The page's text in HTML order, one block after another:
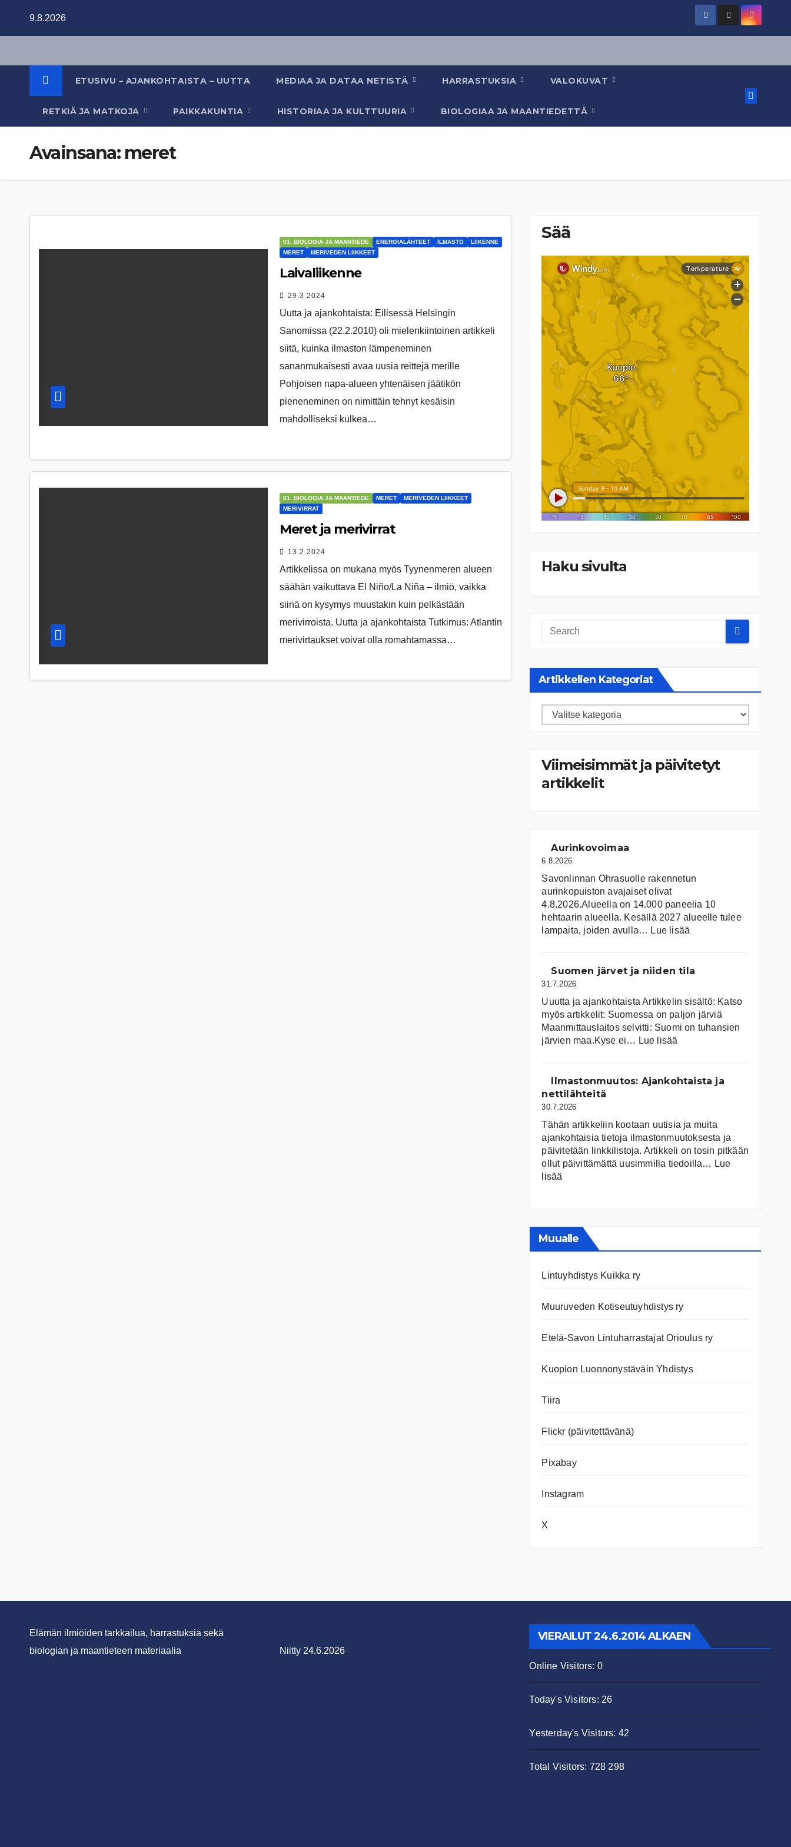
9.8.2026
ETUSIVU – AJANKOHTAISTA – UUTTA MEDIAA JA DATAA NETISTÄ HARRASTUKSIA VALOKUVAT
RETKIÄ JA MATKOJA PAIKKAKUNTIA HISTORIAA JA KULTTUURIA BIOLOGIAA JA MAANTIEDETTÄ
Avainsana: meret
01. BIOLOGIA JA MAANTIEDE ENERGIALÄHTEET ILMASTO
LIIKENNE
MERET
MERIVEDEN LIIKKEET
Laivaliikenne
29.3.2024
Uutta ja ajankohtaista: Eilisessä Helsingin
Sanomissa (22.2.2010) oli mielenkiintoinen artikkeli
siitä, kuinka ilmaston lämpeneminen
sananmukaisesti avaa uusia reittejä merille
Pohjoisen napa-alueen yhtenäisen jäätikön
pieneneminen on nimittäin tehnyt kesäisin
mahdolliseksi kulkea…
01. BIOLOGIA JA MAANTIEDE MERET
MERIVEDEN LIIKKEET
MERIVIRRAT
Meret ja merivirrat
13.2.2024
Artikkelissa on mukana myös Tyynenmeren alueen
säähän vaikuttava El Niño/La Niña – ilmiö, vaikka
siinä on kysymys muustakin kuin pelkästään
merivirroista. Uutta ja ajankohtaista Tutkimus: Atlantin
merivirtaukset voivat olla romahtamassa…
Sää
Haku sivulta
Artikkelien Kategoriat
Artikkelien
Viimeisimmät ja päivitetyt
artikkelit
Aurinkovoimaa
6.8.2026
Savonlinnan Ohrasuolle rakennetun
aurinkopuiston avajaiset olivat
4.8.2026.Alueella on 14.000 paneelia 10
hehtaarin alueella. Kesällä 2027 alueelle tulee
lampaita, joiden avulla… Lue lisää
Suomen järvet ja niiden tila
31.7.2026
Uuutta ja ajankohtaista Artikkelin sisältö: Katso
myös artikkelit: Suomessa on pal­jon jär­viä
Maanmittauslaitos selvitti: Suomi on tuhansien
järvien maa.Kyse ei… Lue lisää
ja
Ilmastonmuutos: Ajankohtaista ja
nettilähteitä
30.7.2026
Tähän artikkeliin kootaan uutisia ja muita
ajankohtaisia tietoja ilmastonmuutoksesta ja
päivitetään linkkilistoja. Artikkeli on tosin pitkään
ollut päivittämättä uusimmilla tiedoilla… Lue
lisää
nettilähteitä
Muualle
Lintuyhdistys Kuikka ry
Muuruveden Kotiseutuyhdistys ry
Etelä-Savon Lintuharrastajat Orioulus ry
Kuopion Luonnonystäväin Yhdistys
Tiira
Flickr (päivitettävänä)
Pixabay
Instagram
X
Elämän ilmiöiden tarkkailua, harrastuksia sekä
biologian ja maantieteen materiaalia
Niitty 24.6.2026
VIERAILUT 24.6.2014 ALKAEN
Online Visitors: 0
Today's Visitors: 26
Yesterday's Visitors: 42
Total Visitors: 728 298